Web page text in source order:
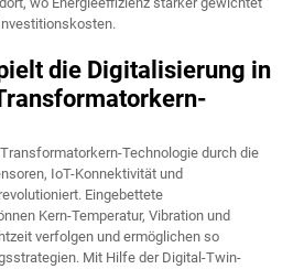
die Digitalisierung in
Technologie durch die
IoT-Konnektivität und
Eingebettete
Kern-Temperatur, Vibration und
verfolgen und ermöglichen so
Mit Hilfe der Digital-Twin-